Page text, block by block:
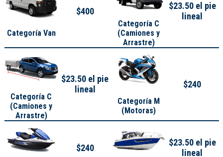
Categoría Van
$400
Categoría C
(Camiones y
Arrastre)
$23.50 el pie
lineal
Categoría C
(Camiones y
Arrastre)
$23.50 el pie
lineal
Categoría M
(Motoras)
$240
$240
$23.50 el pie
lineal